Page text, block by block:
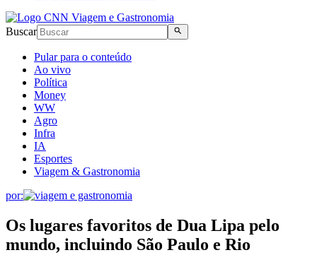
Buscar
Pular para o conteúdo
Ao vivo
Política
Money
WW
Agro
Infra
IA
Esportes
Viagem & Gastronomia
por:
Os lugares favoritos de Dua Lipa pelo
mundo, incluindo São Paulo e Rio